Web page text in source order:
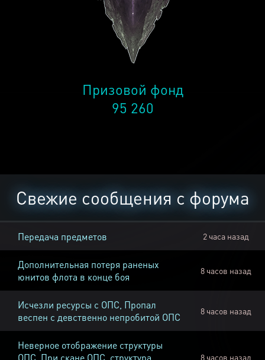
Призовой фонд
95 260
Свежие сообщения с форума
Передача предметов 2 часа назад
Дополнительная потеря раненых
юнитов флота в конце боя
8 часов назад
Исчезли ресурсы с ОПС, Пропал
веспен с девственно непробитой ОПС
8 часов назад
Неверное отображение структуры
8 часов назад